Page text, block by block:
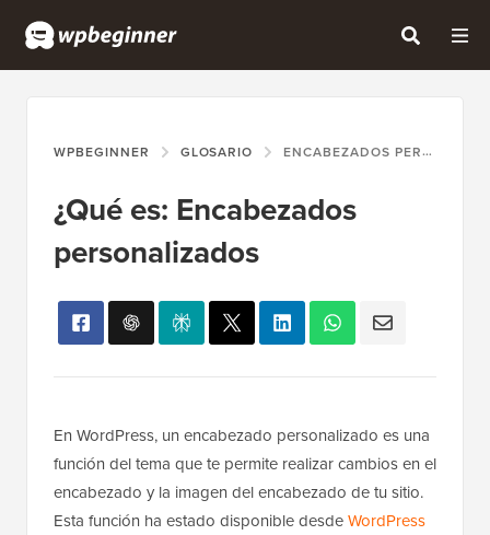
WPBEGINNER GLOSARIO ENCABEZADOS PERSONALIZADOS
¿Qué es: Encabezados
personalizados
En WordPress, un encabezado personalizado es una
función del tema que te permite realizar cambios en el
encabezado y la imagen del encabezado de tu sitio.
Esta función ha estado disponible desdeWordPress